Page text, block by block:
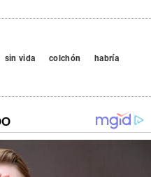
sin vida colchón
habría